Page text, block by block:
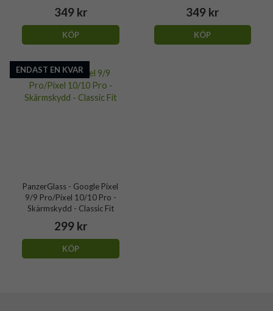
349 kr
KÖP
349 kr
KÖP
ENDAST EN KVAR
PanzerGlass - Google Pixel
9/9 Pro/Pixel 10/10 Pro -
Skärmskydd - Classic Fit
299 kr
KÖP